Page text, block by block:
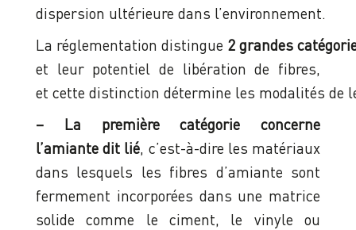
dispersion ultérieure dans l’environnement.
La réglementation distingue 2 grandes
et leur potentiel de libération de fibres,
et cette distinction détermine les modalités de
– La première catégorie concerne
l’amiante dit lié, c’est-à-dire les matériaux
dans lesquels les fibres d’amiante sont
fermement incorporées dans une matrice
solide comme le ciment, le vinyle ou